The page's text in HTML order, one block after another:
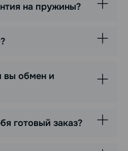
на пружины?
вы обмен и
готовый заказ?